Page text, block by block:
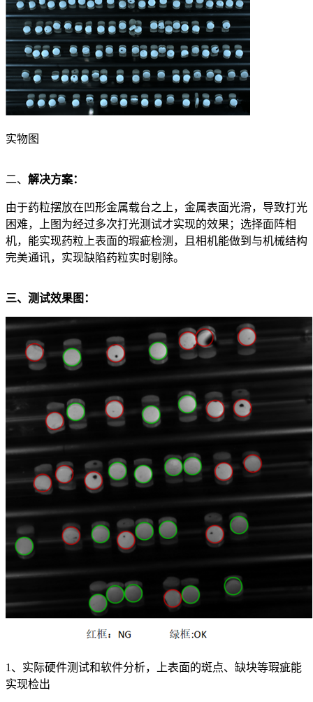
实物图
二、 解决方案：
由于药粒摆放在凹形金属载台之上，金属表面光滑，导致打光
困难，上图为经过多次打光测试才实现的效果；选择面阵相
机，能实现药粒上表面的瑕疵检测，且相机能做到与机械结构
完美通讯，实现缺陷药粒实时剔除。
三、测试效果图：
1、实际硬件测试和软件分析，上表面的斑点、缺块等瑕疵能
实现检出